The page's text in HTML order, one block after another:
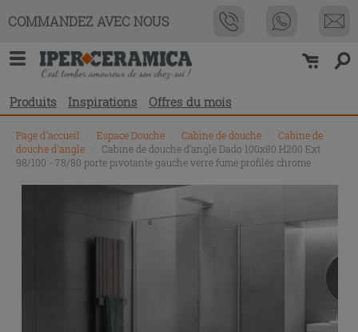
COMMANDEZ AVEC NOUS
Produits Inspirations Offres du mois
Page d'accueil Espace Douche Cabine de douche
Cabine de
douche d'angle
Cabine de douche d’angle Dado 100x80 H200 Ext
98/100 - 78/80 porte pivotante gauche verre fumé profilés chrome